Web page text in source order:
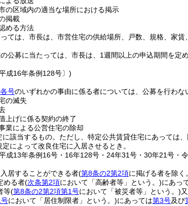
の区域内の適当な場所における掲示
掲載
める方法
ては、市長は、市営住宅の供給場所、戸数、規格、家
公募に当たっては、市長は、1週間以上の申込期間を定
成16年条例128号〕)
号のいずれかの事由に係る者については、公募を行わな
の滅失
上げに係る契約の終了
業による公営住宅の除却
該当するもの。 ただし、特定公共賃貸住宅にあっては
定によって改良住宅に入居させるとき。
成13年条例16号・16年128号・24年31号・30年21号・
居することができる者(第8条の2第2項に掲げる者を除く
める者(次条第2項において「高齢者等」という。)にあっ
等(第8条の2第2項第1号において「被災者等」という。)
において「居住制限者」という。)にあっては第3号及び